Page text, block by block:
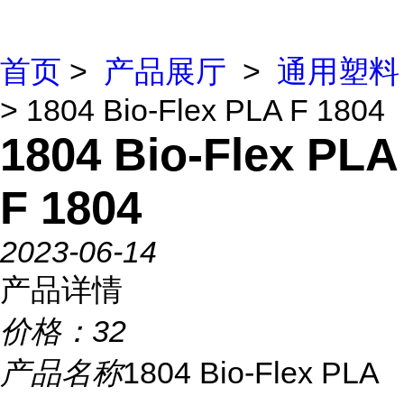
首页 > 产品展厅 > 通用塑料
> 1804 Bio-Flex PLA F 1804
1804 Bio-Flex PLA
F 1804
2023-06-14
产品详情
价格： 32
产品名称1804 Bio-Flex PLA